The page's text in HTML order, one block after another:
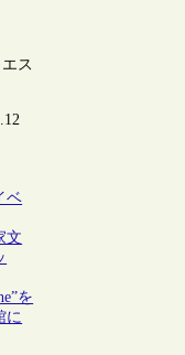
ス
ベ
文
を
に